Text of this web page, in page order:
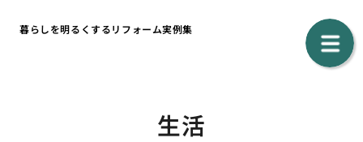
暮らしを明るくするリフォーム実例集
生活